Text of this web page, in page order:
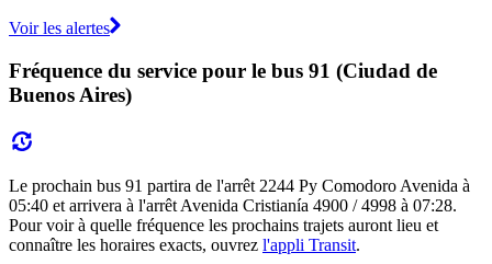
Voir les alertes
Fréquence du service pour le bus 91 (Ciudad de
Buenos Aires)
Le prochain bus 91 partira de l'arrêt 2244 Py Comodoro Avenida à
05:40 et arrivera à l'arrêt Avenida Cristianía 4900 / 4998 à 07:28.
Pour voir à quelle fréquence les prochains trajets auront lieu et
connaître les horaires exacts, ouvrez l'appli Transit.